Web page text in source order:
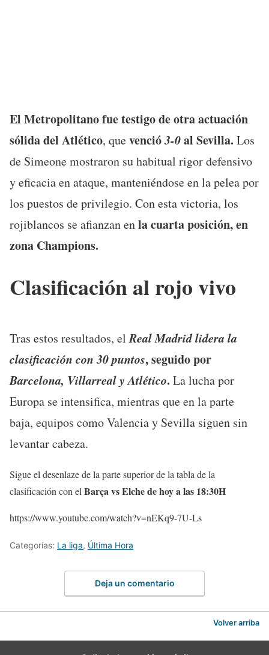
El Metropolitano fue testigo de otra actuación
sólida del Atlético, quevenció3-0al Sevilla. Los
de Simeone mostraron su habitual rigor defensivo
y eficacia en ataque, manteniéndose en la pelea por
los puestos de privilegio. Con esta victoria, los
rojiblancos se afianzan enla cuarta posición, en
zona Champions.
Clasificación al rojo vivo
Tras estos resultados, elReal Madrid lidera la
clasificación con 30 puntos, seguido por
Barcelona, Villarreal y Atlético. La lucha por
Europa se intensifica, mientras que en la parte
baja, equipos como Valencia y Sevilla siguen sin
levantar cabeza.
Sigue el desenlaze de la parte superior de la tabla de la
clasificación con el Barça vs Elche de hoy a las 18:30H
https://www.youtube.com/watch?v=nEKq9-7U-Ls
Categorías: La liga, Última Hora
Deja un comentario
Volver arriba